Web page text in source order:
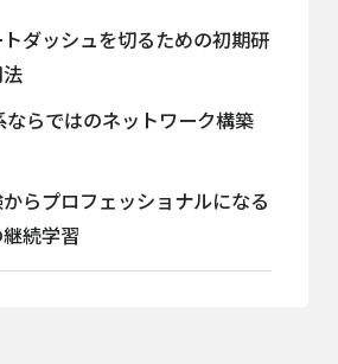
ダッシュを切るための初期研
ならではのネットワーク構築
らプロフェッショナルになる
続学習